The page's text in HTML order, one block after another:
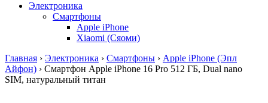
Электроника
Смартфоны
Apple iPhone
Xiaomi (Сяоми)
Главная › Электроника › Смартфоны › Apple iPhone (Эпл
Айфон) › Смартфон Apple iPhone 16 Pro 512 ГБ, Dual nano
SIM, натуральный титан